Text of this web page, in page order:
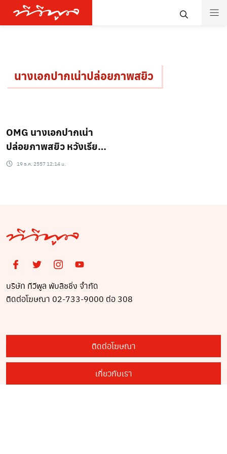
นางเอกปากเน่าปล่อยภาพสยิว
OMG นางเอกปากเน่า
ปล่อยภาพสยิว หวังเรียก
กระแส
19 ธ.ค. 2557 12:14 น.
บริษัท ทีวีพูล พับลิชชิ่ง จำกัด
ติดต่อโฆษณา 02-733-9000 ต่อ 308
ติดต่อโฆษณา
เกี่ยวกับเรา